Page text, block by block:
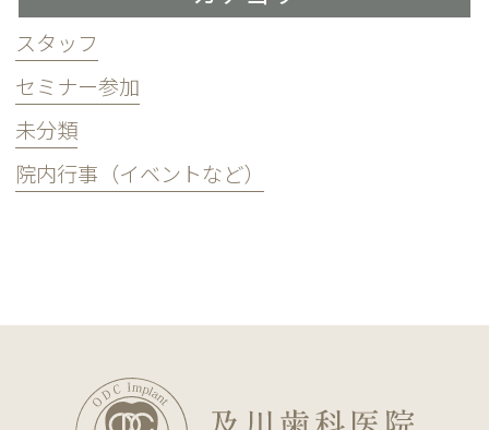
スタッフ
セミナー参加
未分類
院内行事（イベントなど）